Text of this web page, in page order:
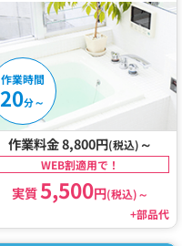
作業時間
20分～
作業料金 8,800円(税込) ～
WEB割適用で！
実質5,500円(税込)～
+部品代